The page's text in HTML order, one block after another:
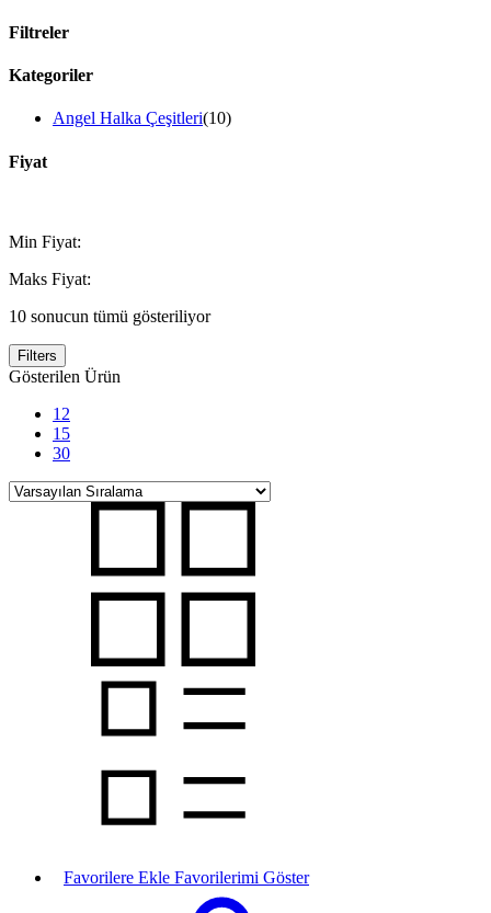
Filtreler
Kategoriler
Angel Halka Çeşitleri(10)
Fiyat
Min Fiyat:
Maks Fiyat:
10 sonucun tümü gösteriliyor
Filters
Gösterilen Ürün
12
15
30
Favorilere Ekle Favorilerimi Göster